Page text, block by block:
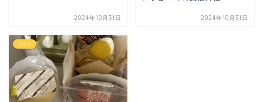
2024年10月31日 2024年10月31日
グルメ